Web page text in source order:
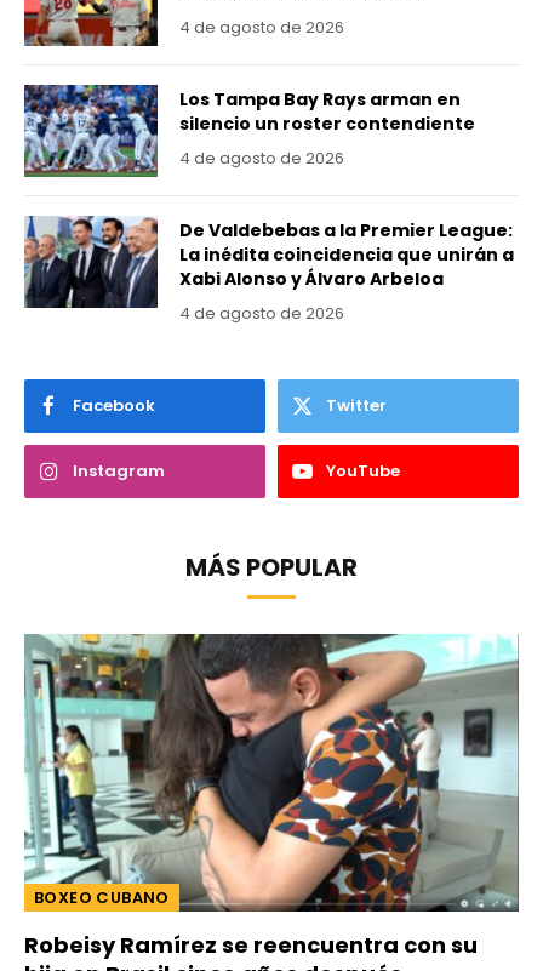
4 de agosto de 2026
Los Tampa Bay Rays arman en
silencio un roster contendiente
4 de agosto de 2026
De Valdebebas a la Premier League:
La inédita coincidencia que unirán a
Xabi Alonso y Álvaro Arbeloa
4 de agosto de 2026
Facebook Twitter
Instagram YouTube
MÁS POPULAR
BOXEO CUBANO
Robeisy Ramírez se reencuentra con su